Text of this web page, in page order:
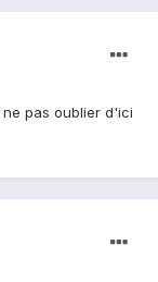
pas oublier d'ici